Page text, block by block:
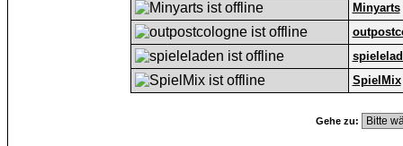
Minyarts
SpielMix
Gehe zu: